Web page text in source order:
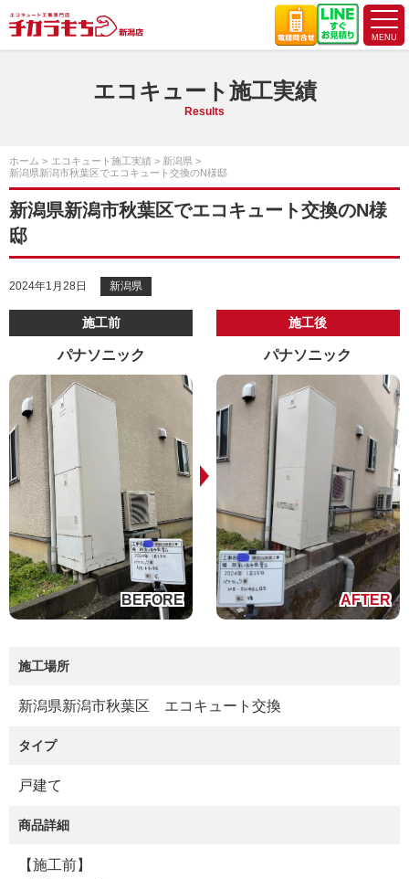
エコキュート施工実績
Results
ホーム エコキュート施工実績
新潟県
新潟県新潟市秋葉区でエコキュート交換のN様邸
新潟県新潟市秋葉区でエコキュート交換のN様
邸
2024年1月28日 新潟県
施工前
パナソニック
施工後
パナソニック
施工場所
新潟県新潟市秋葉区 エコキュート交換
タイプ
戸建て
商品詳細
【施工前】